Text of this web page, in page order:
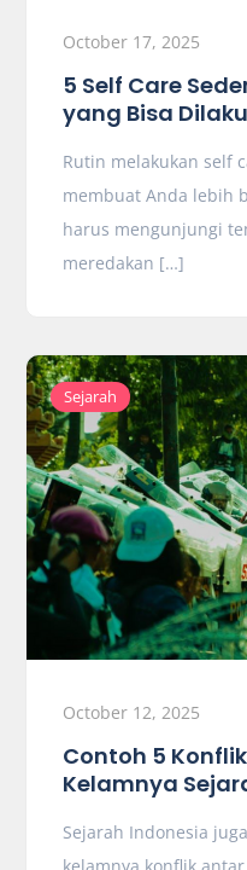
October 17, 2025
5 Self Care
yang Bisa
Rutin melakukan self
membuat Anda lebih
harus mengunjungi
meredakan […]
Sejarah
October 12, 2025
Contoh 5
Kelamnya
Sejarah Indonesia